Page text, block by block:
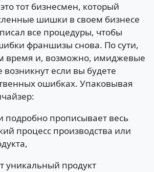
тот бизнесмен, который
шишки в своем бизнесе
все процедуры, чтобы
франшизы снова. По сути,
время и, возможно, имиджевые
возникнут если вы будете
ошибках. Упаковывая
подробно прописывает весь
процесс производства или
уникальный продукт